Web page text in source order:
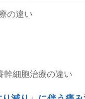
の違い
幹細胞治療の違い